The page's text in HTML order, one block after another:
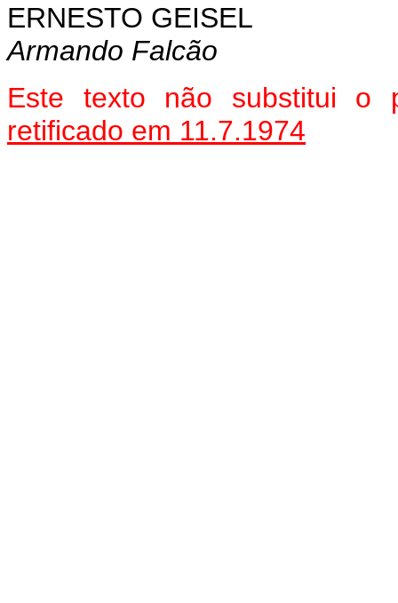
ERNESTO GEISEL
Armando Falcão
Este texto não substitui o
retificado em 11.7.1974